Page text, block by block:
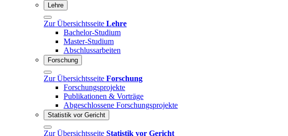
Lehre
Zur Übersichtsseite Lehre
Bachelor-Studium
Master-Studium
Abschlussarbeiten
Forschung
Zur Übersichtsseite Forschung
Forschungsprojekte
Publikationen & Vorträge
Abgeschlossene Forschungsprojekte
Statistik vor Gericht
Zur Übersichtsseite Statistik vor Gericht